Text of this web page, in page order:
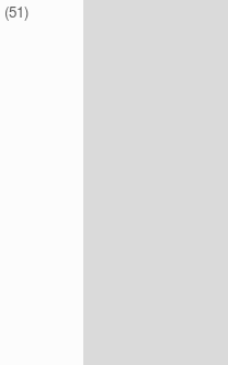
(51)